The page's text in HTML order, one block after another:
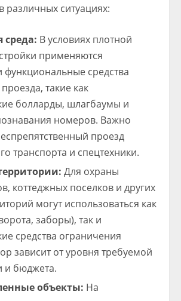
различных ситуациях:
среда: В условиях плотной
применяются
функциональные средства
такие как
болларды, шлагбаумы и
номеров. Важно
проезд
транспорта и спецтехники.
Для охраны
коттеджных поселков и других
могут использоваться как
заборы), так и
средства ограничения
зависит от уровня требуемой
и бюджета.
объекты: На